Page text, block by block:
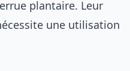
plantaire. Leur
une utilisation